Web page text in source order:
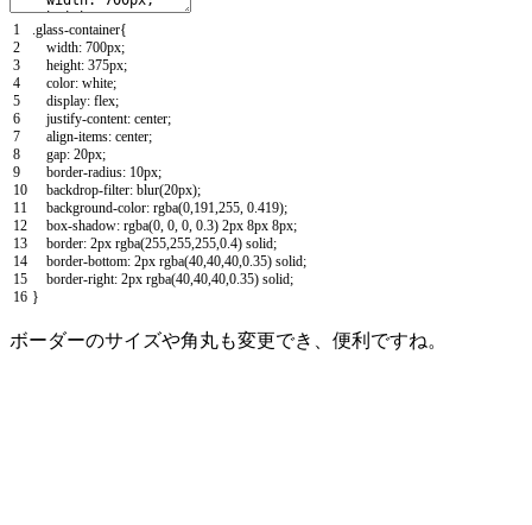
1
2
3
4
5
6
7
8
9
10
11
12
13
14
15
16
.glass-container{
width: 700px;
height: 375px;
color: white;
display: flex;
justify-content: center;
align-items: center;
gap: 20px;
border-radius: 10px;
backdrop-filter: blur(20px);
background-color: rgba(0,191,255, 0.419);
box-shadow: rgba(0, 0, 0, 0.3) 2px 8px 8px;
border: 2px rgba(255,255,255,0.4) solid;
border-bottom: 2px rgba(40,40,40,0.35) solid;
border-right: 2px rgba(40,40,40,0.35) solid;
}
ボーダーのサイズや角丸も変更でき、便利ですね。